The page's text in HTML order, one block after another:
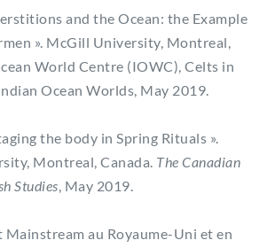
and the Ocean: the Example
». McGill University, Montreal,
World Centre (IOWC), Celts in
Ocean Worlds, May 2019.
the body in Spring Rituals ».
Montreal, Canada. The Canadian
Studies, May 2019.
Mainstream au Royaume-Uni et en